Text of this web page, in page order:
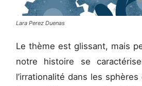
Lara Perez Duenas
Le thème est glissant, mais
notre histoire se
l’irrationalité dans les